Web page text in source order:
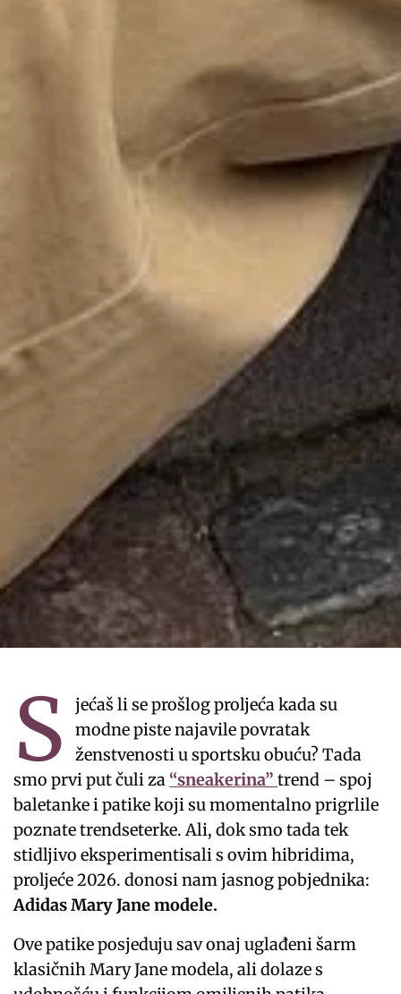
S
jećaš li se prošlog proljeća kada su
modne piste najavile povratak
ženstvenosti u sportsku obuću? Tada
smo prvi put čuli za “sneakerina” trend – spoj
baletanke i patike koji su momentalno prigrlile
poznate trendseterke. Ali, dok smo tada tek
stidljivo eksperimentisali s ovim hibridima,
proljeće 2026. donosi nam jasnog pobjednika:
Adidas Mary Jane modele.
Ove patike posjeduju sav onaj uglađeni šarm
klasičnih Mary Jane modela, ali dolaze s